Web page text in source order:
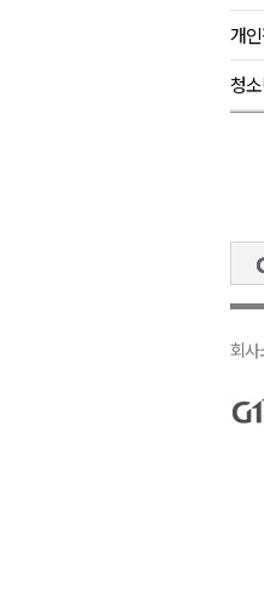
개
청
회사